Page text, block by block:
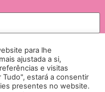
pela NGI – Lifesciences and
para lhe
ajustada a si,
e visitas
Tudo", estará a consentir
presentes no website.